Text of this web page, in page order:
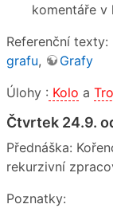
komentáře v
Referenční texty:
grafu,
Grafy
Úlohy : Kolo a
Čtvrtek 24.9.
Přednáška:
rekurzivní
Poznatky: